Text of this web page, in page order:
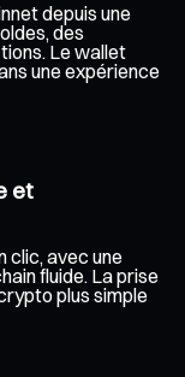
depuis une
des
Le wallet
une expérience
et
clic, avec une
fluide. La prise
plus simple